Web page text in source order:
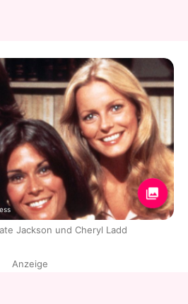
Jackson und Cheryl Ladd
Anzeige